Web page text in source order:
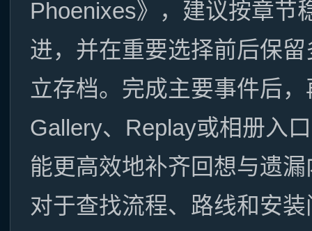
Phoenixes》，建议按章节
进，并在重要选择前后保
立存档。完成主要事件后
Gallery、Replay或相册入
能更高效地补齐回想与遗
对于查找流程、路线和安